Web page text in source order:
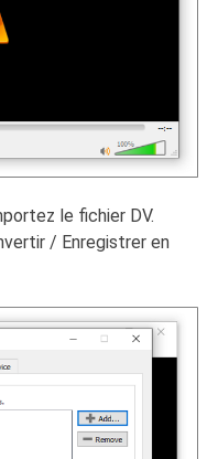
le fichier DV.
/ Enregistrer en